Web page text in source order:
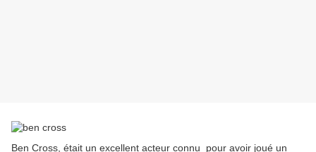
Ben Cross, était un excellent acteur connu pour avoir joué un